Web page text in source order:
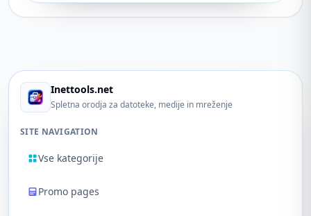
Inettools.net
Spletna orodja za datoteke, medije in mreženje
SITE NAVIGATION
Vse kategorije
Promo pages